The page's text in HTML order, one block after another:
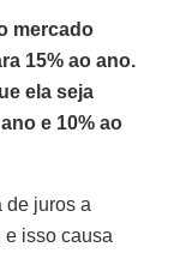
mercado
15% ao ano.
ela seja
e 10% ao
de juros a
isso causa